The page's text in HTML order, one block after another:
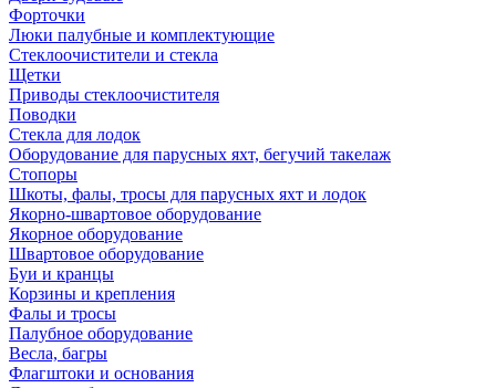
Форточки
Люки палубные и комплектующие
Стеклоочистители и стекла
Щетки
Приводы стеклоочистителя
Поводки
Стекла для лодок
Оборудование для парусных яхт, бегучий такелаж
Стопоры
Шкоты, фалы, тросы для парусных яхт и лодок
Якорно-швартовое оборудование
Якорное оборудование
Швартовое оборудование
Буи и кранцы
Корзины и крепления
Фалы и тросы
Палубное оборудование
Весла, багры
Флагштоки и основания